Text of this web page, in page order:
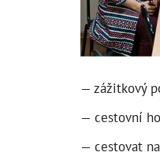
— zážitkový
— cestovní
— cestovat